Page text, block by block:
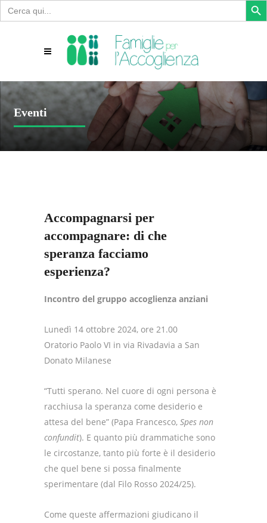
Search
for:
Eventi
Accompagnarsi per
accompagnare: di che
speranza facciamo
esperienza?
Incontro del gruppo accoglienza anziani
Lunedì 14 ottobre 2024, ore 21.00
Oratorio Paolo VI in via Rivadavia a San
Donato Milanese
“Tutti sperano. Nel cuore di ogni persona è
racchiusa la speranza come desiderio e
attesa del bene” (Papa Francesco, Spes non
confundit). E quanto più drammatiche sono
le circostanze, tanto più forte è il desiderio
che quel bene si possa finalmente
sperimentare (dal Filo Rosso 2024/25).
Come queste affermazioni giudicano il